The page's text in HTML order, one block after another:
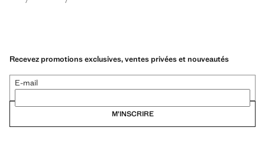
Recevez promotions exclusives, ventes privées et nouveautés
E-mail
M’INSCRIRE